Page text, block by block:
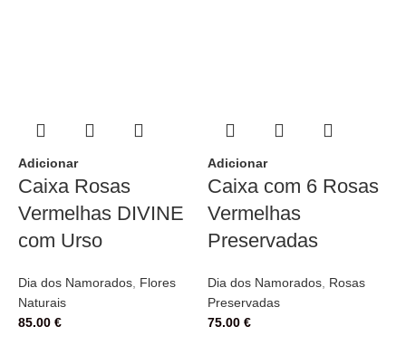
Adicionar
Caixa Rosas
Vermelhas DIVINE
com Urso
Dia dos Namorados Flores
Naturais
85.00 €
Adicionar
Caixa com 6 Rosas
Vermelhas
Preservadas
Dia dos Namorados, Rosas
Preservadas
75.00 €